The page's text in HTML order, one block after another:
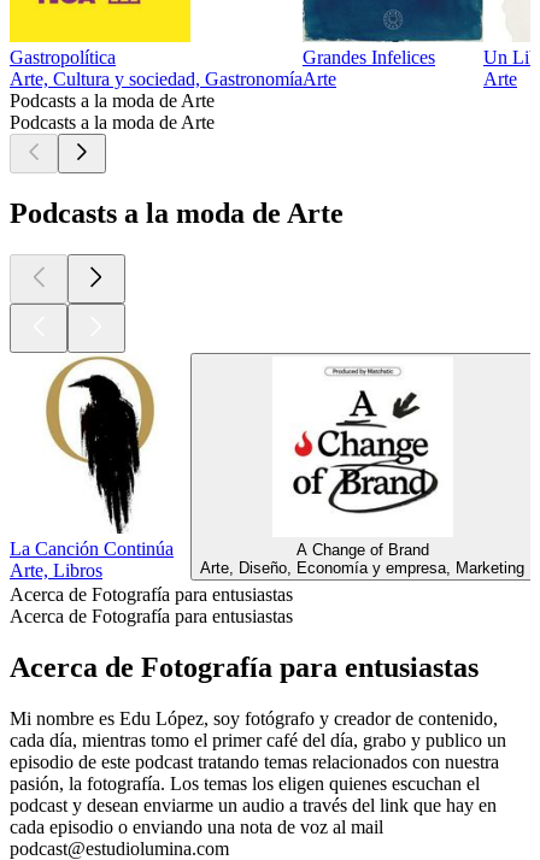
Gastropolítica
Arte, Cultura y sociedad, Gastronomía
Grandes Infelices
Arte
Un
Arte
Podcasts a la moda de Arte
Podcasts a la moda de Arte
Podcasts a la moda de Arte
La Canción Continúa
Arte, Libros
A Change of Brand
Arte, Diseño, Economía y empresa, Marketing
Acerca de Fotografía para entusiastas
Acerca de Fotografía para entusiastas
Acerca de Fotografía para entusiastas
Mi nombre es Edu López, soy fotógrafo y creador de contenido,
cada día, mientras tomo el primer café del día, grabo y publico un
episodio de este podcast tratando temas relacionados con nuestra
pasión, la fotografía. Los temas los eligen quienes escuchan el
podcast y desean enviarme un audio a través del link que hay en
cada episodio o enviando una nota de voz al mail
podcast@estudiolumina.com